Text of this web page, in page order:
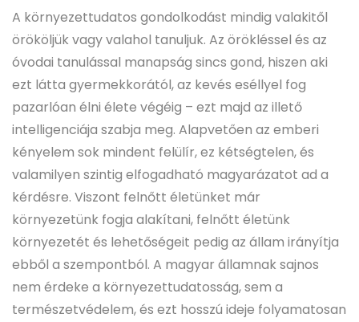
A környezettudatos gondolkodást mindig valakitől
örököljük vagy valahol tanuljuk. Az örökléssel és az
óvodai tanulással manapság sincs gond, hiszen aki
ezt látta gyermekkorától, az kevés eséllyel fog
pazarlóan élni élete végéig – ezt majd az illető
intelligenciája szabja meg. Alapvetően az emberi
kényelem sok mindent felülír, ez kétségtelen, és
valamilyen szintig elfogadható magyarázatot ad a
kérdésre. Viszont felnőtt életünket már
környezetünk fogja alakítani, felnőtt életünk
környezetét és lehetőségeit pedig az állam irányítja
ebből a szempontból. A magyar államnak sajnos
nem érdeke a környezettudatosság, sem a
természetvédelem, és ezt hosszú ideje folyamatosan